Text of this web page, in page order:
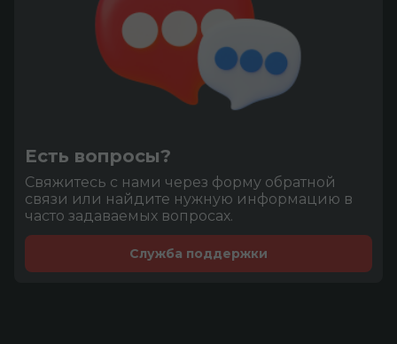
Есть вопросы?
Cвяжитесь с нами через форму обратной
связи или найдите нужную информацию в
часто задаваемых вопросах.
Служба поддержки